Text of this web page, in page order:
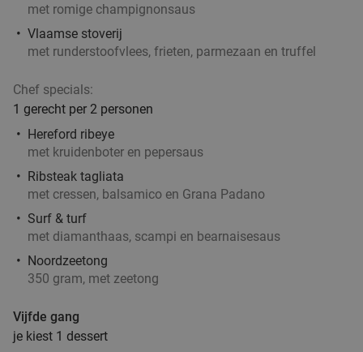
met romige champignonsaus
Vlaamse stoverij
met runderstoofvlees, frieten, parmezaan en truffel
Chef specials:
1 gerecht per 2 personen
Hereford ribeye
met kruidenboter en pepersaus
Ribsteak tagliata
met cressen, balsamico en Grana Padano
Surf & turf
met diamanthaas, scampi en bearnaisesaus
Noordzeetong
350 gram, met zeetong
Vijfde gang
je kiest 1 dessert